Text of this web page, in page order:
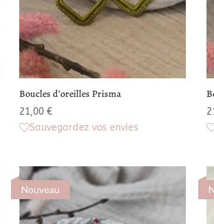
Boucles d’oreilles Prisma
21,00 €
Sauvegardez vos envies
Nouveau